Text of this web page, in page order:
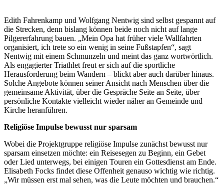
Edith Fahrenkamp und Wolfgang Nentwig sind selbst gespannt auf
die Strecken, denn bislang können beide noch nicht auf lange
Pilgererfahrung bauen. „Mein Opa hat früher viele Wallfahrten
organisiert, ich trete so ein wenig in seine Fußstapfen“, sagt
Nentwig mit einem Schmunzeln und meint das ganz wortwörtlich.
Als engagierter Triathlet freut er sich auf die sportliche
Herausforderung beim Wandern – blickt aber auch darüber hinaus.
Solche Angebote können seiner Ansicht nach Menschen über die
gemeinsame Aktivität, über die Gespräche Seite an Seite, über
persönliche Kontakte vielleicht wieder näher an Gemeinde und
Kirche heranführen.
Religiöse Impulse bewusst nur sparsam
Wobei die Projektgruppe religiöse Impulse zunächst bewusst nur
sparsam einsetzen möchte: ein Reisesegen zu Beginn, ein Gebet
oder Lied unterwegs, bei einigen Touren ein Gottesdienst am Ende.
Elisabeth Focks findet diese Offenheit genauso wichtig wie richtig.
„Wir müssen erst mal sehen, was die Leute möchten und brauchen.“